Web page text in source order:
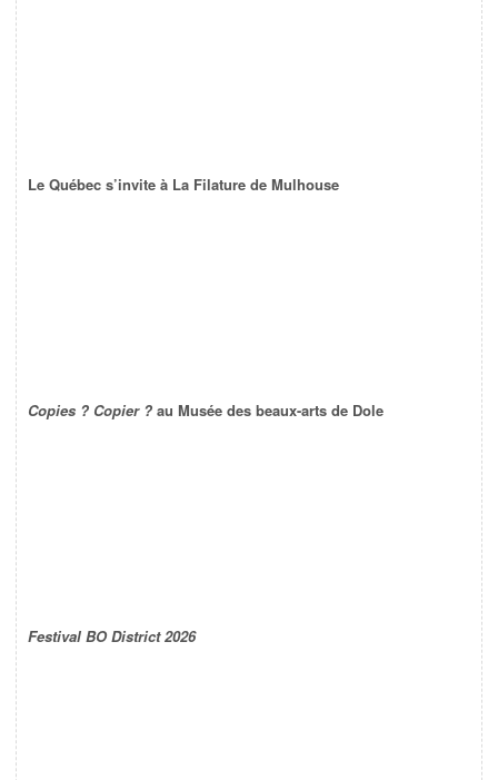
Le Québec s’invite à La Filature de Mulhouse
Copies ? Copier ? au Musée des beaux-arts de Dole
Festival BO District 2026